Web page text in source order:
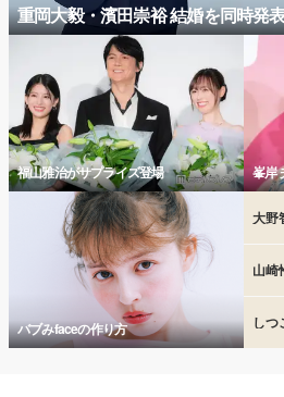
重岡大毅・濱田崇裕 結婚を同時発
福山雅治がサプライズ登場 峯岸
バブみfaceの作り方
大野
山崎
しつ